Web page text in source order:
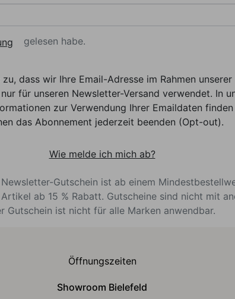
gelesen habe.
dass wir Ihre Email-Adresse im Rahmen
für unseren Newsletter-Versand verwendet. In
zur Verwendung Ihrer Emaildaten
das Abonnement jederzeit beenden (Opt-out).
Wie melde ich mich ab?
Gutschein ist ab einem
ab 15 % Rabatt. Gutscheine sind nicht mit
Gutschein ist nicht für alle Marken anwendbar.
Öffnungszeiten
Showroom Bielefeld